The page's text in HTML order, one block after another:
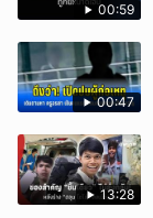
00:59
00:47
13:28